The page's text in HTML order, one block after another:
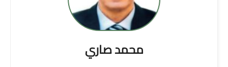
محمدصاري